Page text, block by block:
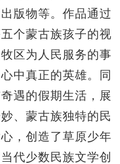
版物等。作品通过
个蒙古族孩子的视
区为人民服务的事
中真正的英雄。同
遇的假期生活，展
、蒙古族独特的民
，创造了草原少年
代少数民族文学创